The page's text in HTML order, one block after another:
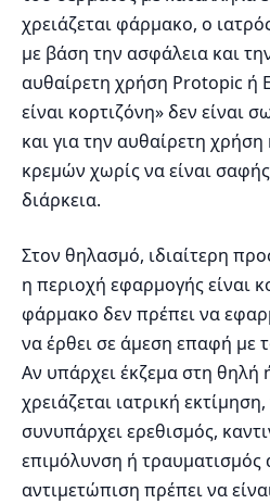
χρειάζεται φάρμακο, ο
με βάση την ασφάλεια και
αυθαίρετη χρήση Protopic ή
είναι κορτιζόνη» δεν είναι
και για την αυθαίρετη
κρεμών χωρίς να είναι
διάρκεια.
Στον θηλασμό, ιδιαίτερη
η περιοχή εφαρμογής είναι
φάρμακο δεν πρέπει να
να έρθει σε άμεση επαφή με
Αν υπάρχει έκζεμα στη θηλή
χρειάζεται ιατρική
συνυπάρχει ερεθισμός,
επιμόλυνση ή
αντιμετώπιση πρέπει να